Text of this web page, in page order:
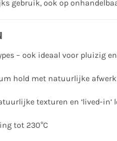
gebruik, ook op
– ook ideaal voor pluizig
hold met natuurlijke
texturen en ‘lived-in’
tot 230°C